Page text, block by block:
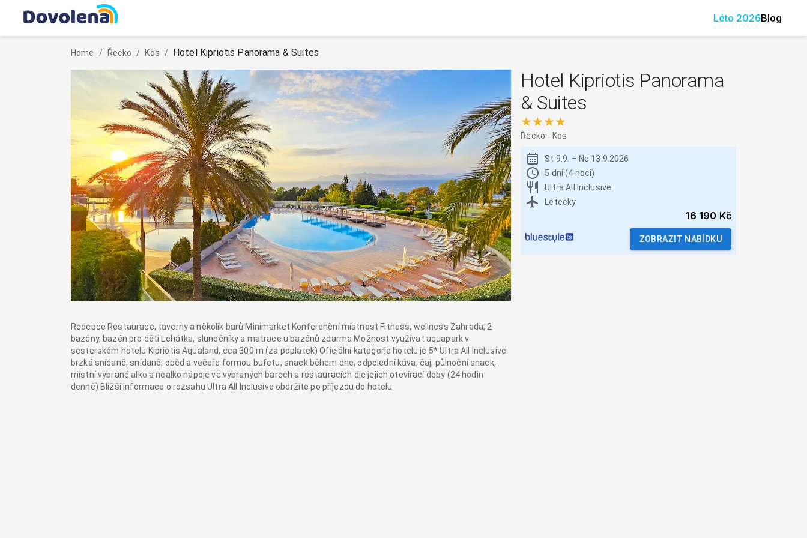
Léto 2026Blog
Home / Řecko / Kos / Hotel Kipriotis Panorama & Suites
Recepce Restaurace, taverny a několik barů Minimarket Konferenční místnost Fitness, wellness Zahrada, 2
bazény, bazén pro děti Lehátka, slunečníky a matrace u bazénů zdarma Možnost využívat aquapark v
sesterském hotelu Kipriotis Aqualand, cca 300 m (za poplatek) Oficiální kategorie hotelu je 5* Ultra All Inclusive:
brzká snídaně, snídaně, oběd a večeře formou bufetu, snack během dne, odpolední káva, čaj, půlnoční snack,
místní vybrané alko a nealko nápoje ve vybraných barech a restauracích dle jejich otevírací doby (24 hodin
denně) Bližší informace o rozsahu Ultra All Inclusive obdržíte po příjezdu do hotelu
Hotel Kipriotis Panorama
& Suites
★★★★
Řecko - Kos
St 9.9. – Ne 13.9.2026
5 dní (4 noci)
Ultra All Inclusive
Letecky
16 190 Kč
ZOBRAZIT NABÍDKU